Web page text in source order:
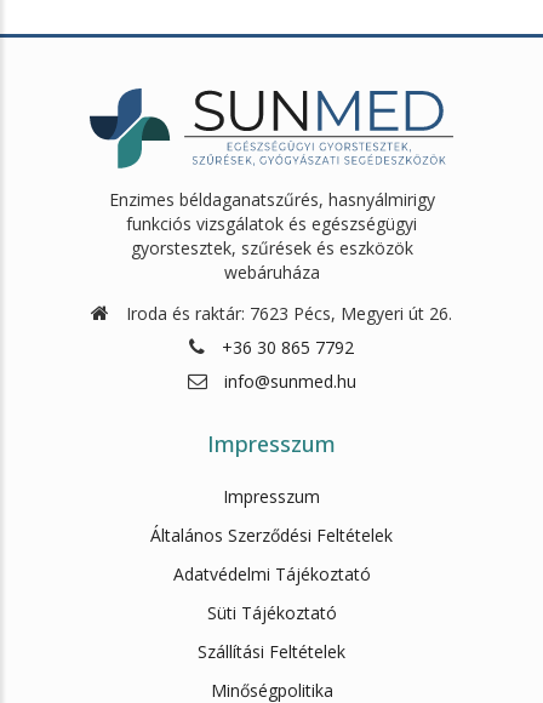
Enzimes béldaganatszűrés, hasnyálmirigy
funkciós vizsgálatok és egészségügyi
gyorstesztek, szűrések és eszközök
webáruháza
Iroda és raktár: 7623 Pécs, Megyeri út 26.
+36 30 865 7792
info@sunmed.hu
Impresszum
Impresszum
Általános Szerződési Feltételek
Adatvédelmi Tájékoztató
Süti Tájékoztató
Szállítási Feltételek
Minőségpolitika